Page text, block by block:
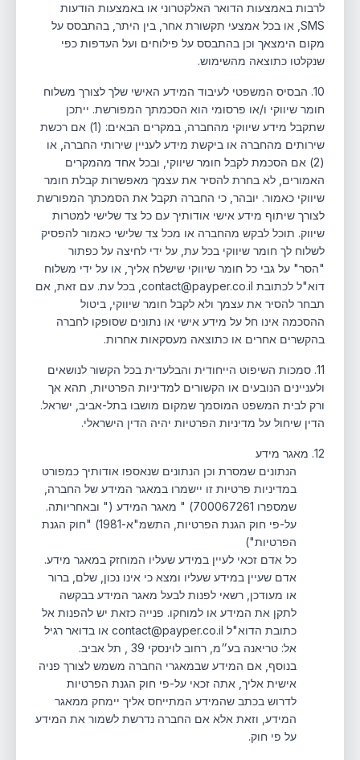
לרבות באמצעות הדואר האלקטרוני או באמצעות הודעות
SMS, או בכל אמצעי תקשורת אחר, בין היתר, בהתבסס על
מקום הימצאך וכן בהתבסס על פילוחים ועל העדפות כפי
שנקלטו כתוצאה מהשימוש.
10. הבסיס המשפטי לעיבוד המידע האישי שלך לצורך משלוח
חומר שיווקי ו/או פרסומי הוא הסכמתך המפורשת. ייתכן
שתקבל מידע שיווקי מהחברה, במקרים הבאים: (1) אם רכשת
שירותים מהחברה או ביקשת מידע לעניין שירותי החברה, או
(2) אם הסכמת לקבל חומר שיווקי, ובכל אחד מהמקרים
האמורים, לא בחרת להסיר את עצמך מאפשרות קבלת חומר
שיווקי כאמור. יובהר, כי החברה תקבל את הסמכתך המפורשת
לצורך שיתוף מידע אישי אודותיך עם כל צד שלישי למטרות
שיווק. תוכל לבקש מהחברה או מכל צד שלישי כאמור להפסיק
לשלוח לך חומר שיווקי בכל עת, על ידי לחיצה על כפתור
"הסר" על גבי כל חומר שיווקי שישלח אליך, או על ידי משלוח
דוא"ל לכתובת contact@payper.co.il, בכל עת. עם זאת, אם
תבחר להסיר את עצמך ולא לקבל חומר שיווקי, ביטול
ההסכמה אינו חל על מידע אישי או נתונים שסופקו לחברה
בהקשרים אחרים או כתוצאה מעסקאות אחרות.
11. סמכות השיפוט הייחודית והבלעדית בכל הקשור לנושאים
ולעניינים הנובעים או הקשורים למדיניות הפרטיות, תהא אך
ורק לבית המשפט המוסמך שמקום מושבו בתל-אביב, ישראל.
הדין שיחול על מדיניות הפרטיות יהיה הדין הישראלי.
12. מאגר מידע
הנתונים שמסרת וכן הנתונים שנאספו אודותיך כמפורט
במדיניות פרטיות זו יישמרו במאגר המידע של החברה,
שמספרו 700067261) " מאגר המידע (" ובאחריותה.
על-פי חוק הגנת הפרטיות, התשמ"א-1981) "חוק הגנת
הפרטיות")
כל אדם זכאי לעיין במידע שעליו המוחזק במאגר מידע.
אדם שעיין במידע שעליו ומצא כי אינו נכון, שלם, ברור
או מעודכן, רשאי לפנות לבעל מאגר המידע בבקשה
לתקן את המידע או למוחקו. פנייה כזאת יש להפנות אל
כתובת הדוא"ל contact@payper.co.il או בדואר רגיל
אל: טריאנה בע״מ, רחוב לוינסקי 39 , תל אביב.
בנוסף, אם המידע שבמאגרי החברה משמש לצורך פניה
אישית אליך, אתה זכאי על-פי חוק הגנת הפרטיות
לדרוש בכתב שהמידע המתייחס אליך יימחק ממאגר
המידע, וזאת אלא אם החברה נדרשת לשמור את המידע
על פי חוק.